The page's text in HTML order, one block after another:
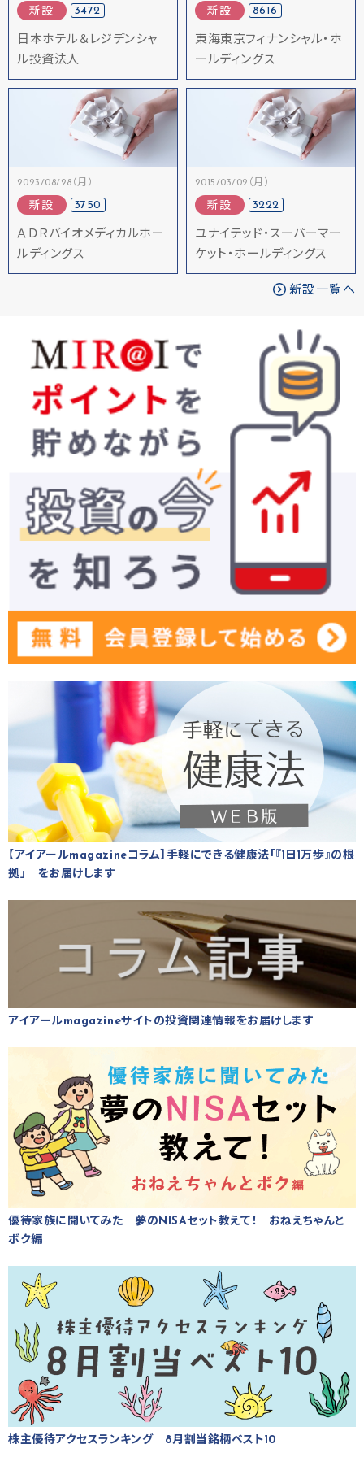
新設 3472
日本ホテル＆レジデンシャ
ル投資法人
新設 8616
東海東京フィナンシャル・ホ
ールディングス
2023/08/28（月）
新設 3750
ＡＤＲバイオメディカルホー
ルディングス
2015/03/02（月）
新設 3222
ユナイテッド・スーパーマー
ケット・ホールディングス
新設一覧へ
【アイアールmagazineコラム】手軽にできる健康法「『1日1万歩』の根
拠」 をお届けします
アイアールmagazineサイトの投資関連情報をお届けします
優待家族に聞いてみた 夢のNISAセット教えて！ おねえちゃんと
ボク編
株主優待アクセスランキング 8月割当銘柄ベスト10